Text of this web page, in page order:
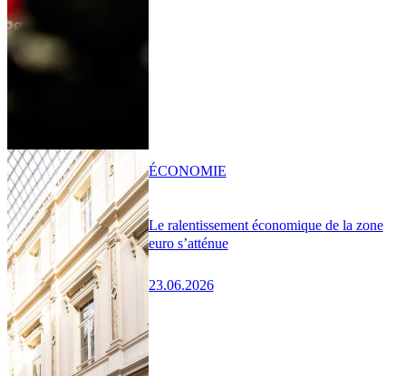
Le ralentissement économique de la zone
euro s’atténue
23.06.2026
ÉCONOMIE